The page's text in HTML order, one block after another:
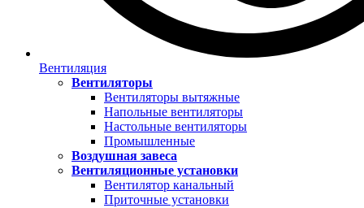
Вентиляция
Вентиляторы
Вентиляторы вытяжные
Напольные вентиляторы
Настольные вентиляторы
Промышленные
Воздушная завеса
Вентиляционные установки
Вентилятор канальный
Приточные установки